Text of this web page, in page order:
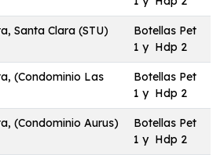
Santa Clara (STU)
Botellas Pet
1 y Hdp 2
(Condominio Las
Botellas Pet
1 y Hdp 2
(Condominio Aurus)
Botellas Pet
1 y Hdp 2